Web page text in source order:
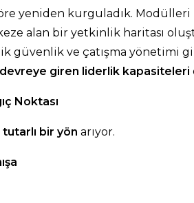
yeniden kurguladık.
alan bir yetkinlik haritası
güvenlik ve çatışma yönetimi
giren liderlik kapasiteleri
Noktası
tutarlı bir yön arıyor.